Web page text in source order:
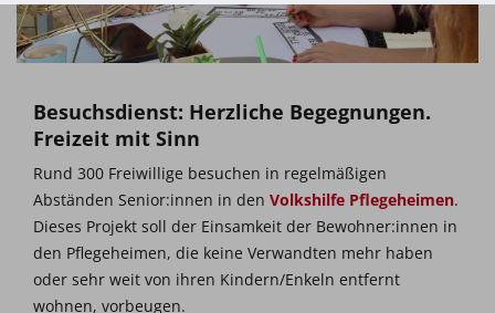
Besuchsdienst: Herzliche Begegnungen.
Freizeit mit Sinn
Rund 300 Freiwillige besuchen in regelmäßigen
Abständen Senior:innen in den Volkshilfe Pflegeheimen.
Dieses Projekt soll der Einsamkeit der Bewohner:innen in
den Pflegeheimen, die keine Verwandten mehr haben
oder sehr weit von ihren Kindern/Enkeln entfernt
wohnen, vorbeugen.